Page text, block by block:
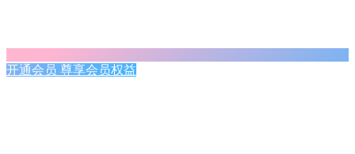
开通会员 尊享会员权益